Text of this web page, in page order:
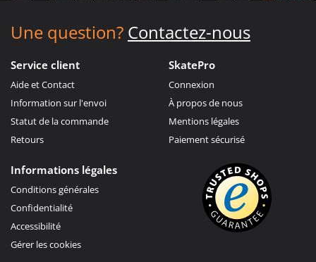
Une question? Contactez-nous
Service client
Aide et Contact
Information sur l'envoi
Statut de la commande
Retours
SkatePro
Connexion
À propos de nous
Mentions légales
Paiement sécurisé
Informations légales
Conditions générales
Confidentialité
Accessibilité
Gérer les cookies